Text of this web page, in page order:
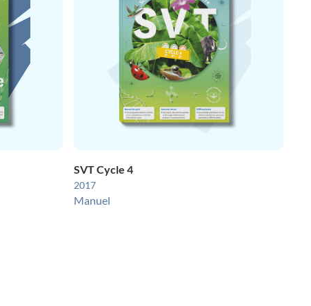
SVT Cycle 4
2017
Manuel